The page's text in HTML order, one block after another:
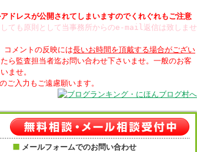
されてしまいますのでくれぐれもご注意
ても原則として当事務所からのe-mail返信は致しませ
コメントの反映には長いお時間を頂戴する場合がござい
ら監査担当者迄お問い合わせ下さいませ。一般のお客
ませ。
メールフォームでのお問い合わせ